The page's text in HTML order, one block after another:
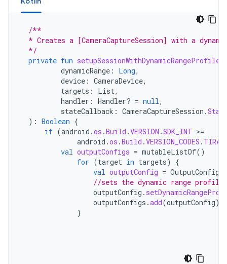
/**
* Creates a [CameraCaptureSession] with a
  */
private fun setupSessionWithDynamicRangeProfile
dynamicRange : Long,
device : CameraDevice,
targets : List,
handler : Handler? = null,
stateCallback : CameraCaptureSession .
): Boolean {
if (android .os .Build .VERSION .SDK_INT >=
android .os .Build .VERSION_CODES .
val outputConfigs = mutableListOf()
for (target in targets)
{
val outputConfig =
//sets the dynamic range profile,
outputConfig .
outputConfigs .add(outputConfig)
}